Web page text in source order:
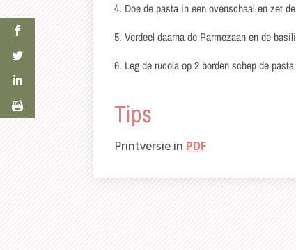
4. Doe de pasta in een ovenschaal en zet
5. Verdeel daarna de Parmezaan en de
6. Leg de rucola op 2 borden schep de
Tips
Printversie in PDF